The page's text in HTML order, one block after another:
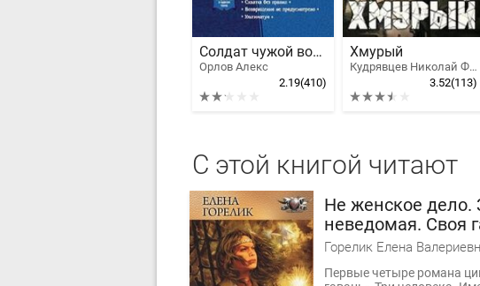
Солдат чужой войны
Орлов Алекс
2.19(410)
Хмурый
Кудрявцев Николай Федорович
3.52(113)
С этой книгой читают
Не женское дело.
неведомая. Своя
и ягуар
Горелик Елена
Первые четыре романа